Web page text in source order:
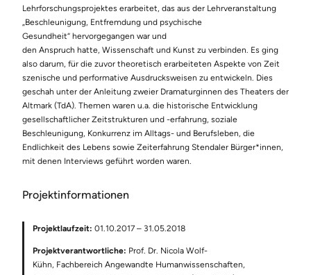
Lehrforschungsprojektes erarbeitet, das aus der Lehrveranstaltung
„Beschleunigung, Entfremdung und psychische
Gesundheit“ hervorgegangen war und
den Anspruch hatte, Wissenschaft und Kunst zu verbinden. Es ging
also darum, für die zuvor theoretisch erarbeiteten Aspekte von Zeit
szenische und performative Ausdrucksweisen zu entwickeln. Dies
geschah unter der Anleitung zweier Dramaturginnen des Theaters der
Altmark (TdA). Themen waren u.a. die historische Entwicklung
gesellschaftlicher Zeitstrukturen und -erfahrung, soziale
Beschleunigung, Konkurrenz im Alltags- und Berufsleben, die
Endlichkeit des Lebens sowie Zeiterfahrung Stendaler Bürger*innen,
mit denen Interviews geführt worden waren.
Projektinformationen
Projektlaufzeit: 01.10.2017 – 31.05.2018
Projektverantwortliche: Prof. Dr. Nicola Wolf-
Kühn, Fachbereich Angewandte Humanwissenschaften,